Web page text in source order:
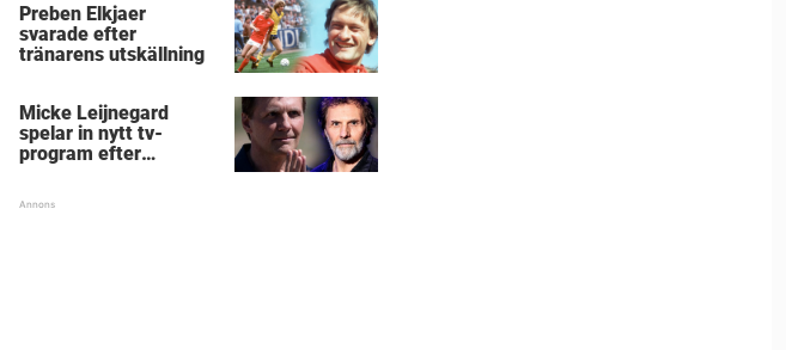
Preben Elkjaer
svarade efter
tränarens utskällning
Micke Leijnegard
spelar in nytt tv-
program efter